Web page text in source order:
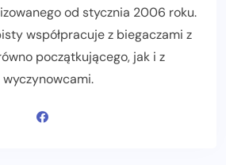
od stycznia 2006 roku.
współpracuje z biegaczami z
początkującego, jak i z
wyczynowcami.